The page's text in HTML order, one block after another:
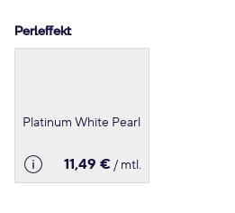
Perleffekt
Platinum White Pearl
11,49 €/ mtl.